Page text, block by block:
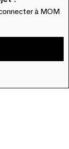
à MOM